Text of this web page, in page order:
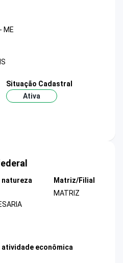
ME
Situação Cadastral
Ativa
Matriz/Filial
MATRIZ
econômica